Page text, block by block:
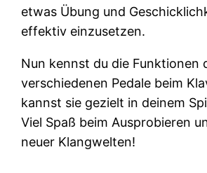
etwas Übung und
effektiv einzusetzen.
Nun kennst du die Funktionen
verschiedenen Pedale beim
kannst sie gezielt in deinem
Viel Spaß beim Ausprobieren
neuer Klangwelten!